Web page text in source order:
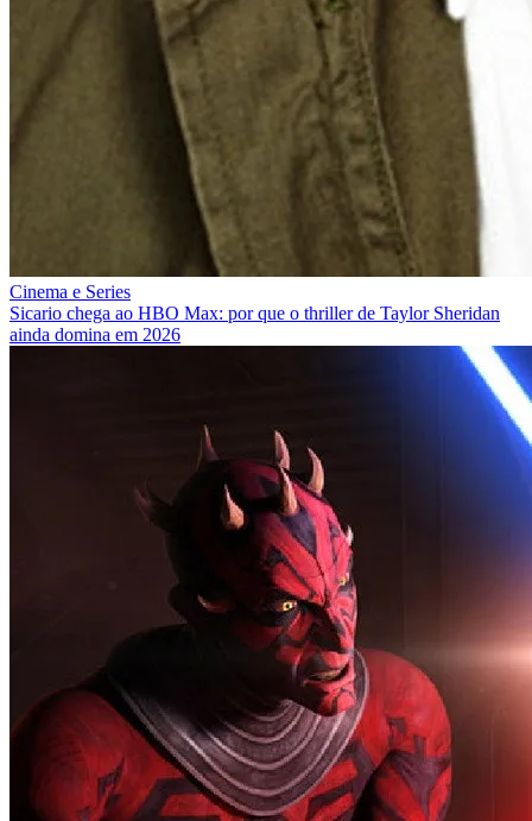
Cinema e Series
Sicario chega ao HBO Max: por que o thriller de Taylor Sheridan
ainda domina em 2026